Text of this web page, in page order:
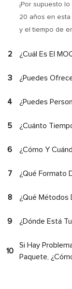
¡Por supuesto
20 años en esta
y el tiempo de
2 ¿Cuál Es El
3 ¿Puedes
4 ¿Puedes
5 ¿Cuánto
6 ¿Cómo Y
7 ¿Qué Formato
8 ¿Qué Métodos
9 ¿Dónde Está
10
Si Hay
Paquete,